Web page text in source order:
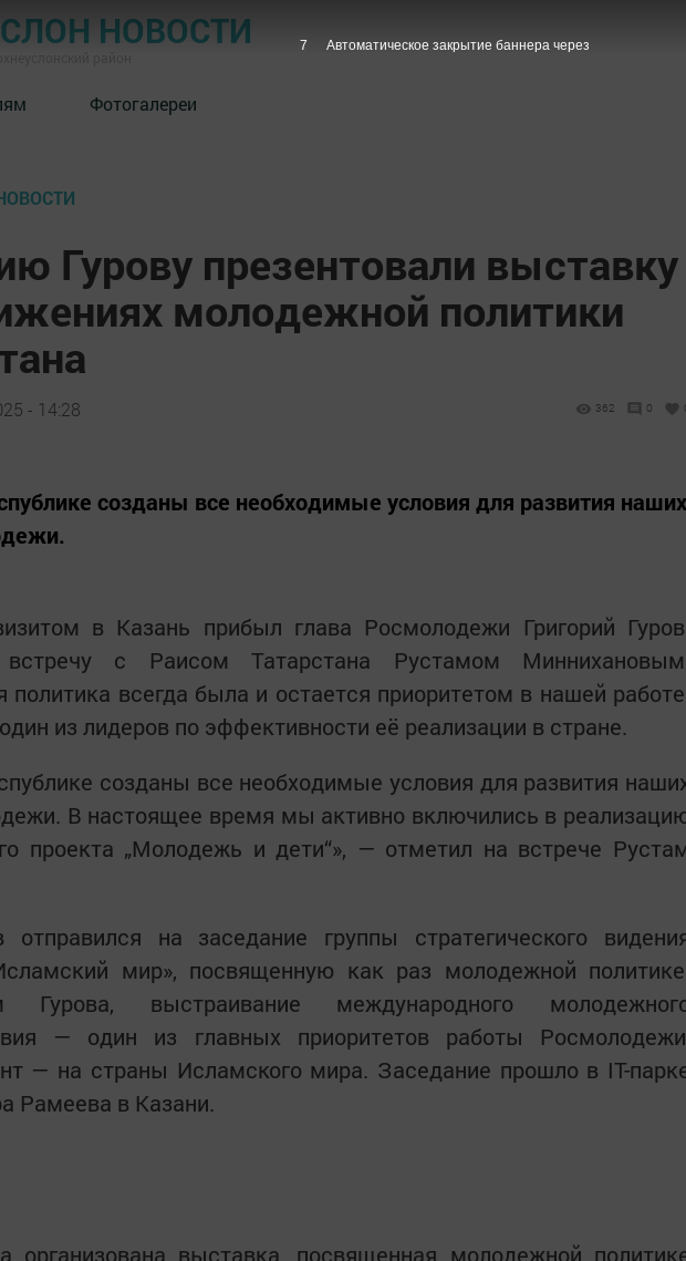
НОВОСТИ
Фотогалереи
Гурову презентовали выставку
молодежной политики
- 14:28 362 0
созданы все необходимые условия для развития наших
в Казань прибыл глава Росмолодежи Григорий
с Раисом Татарстана Рустамом
всегда была и остается приоритетом в нашей
из лидеров по эффективности её реализации в стране.
созданы все необходимые условия для развития
В настоящее время мы активно включились в
проекта „Молодежь и дети“», — отметил на встрече
отправился на заседание группы стратегического
мир», посвященную как раз молодежной
выстраивание международного
— один из главных приоритетов работы
— на страны Исламского мира. Заседание прошло в IT-
Рамеева в Казани.
выставка, посвященная молодежной
6 Автоматическое закрытие баннера через